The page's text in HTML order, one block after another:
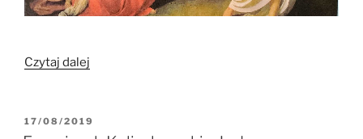
Czytaj dalej
KULICZKOWSCY”
OPUBLIKOWANE
W
17/08/2019